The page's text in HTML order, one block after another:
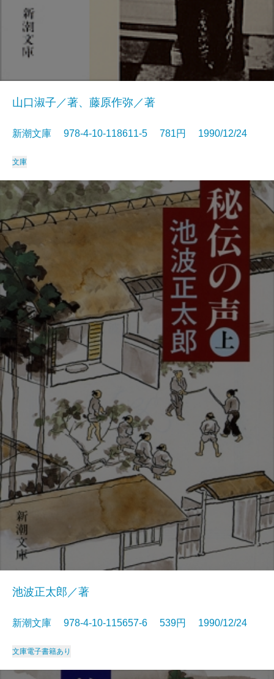
山口淑子／著、藤原作弥／著
新潮文庫 978-4-10-118611-5 781円 1990/12/24
文庫
池波正太郎／著
新潮文庫 978-4-10-115657-6 539円 1990/12/24
文庫電子書籍あり